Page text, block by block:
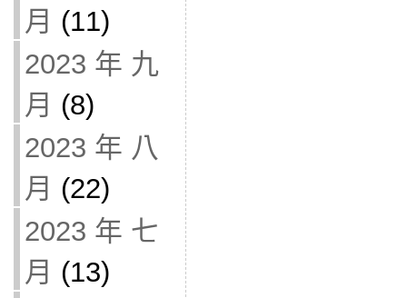
月 (11)
2023 年 九
月 (8)
2023 年 八
月 (22)
2023 年 七
月 (13)